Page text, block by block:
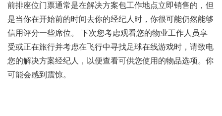
前排座位门票通常是在解决方案包工作地点立即销售的，但
是当你在开始前的时间去你的经纪人时，你很可能仍然能够
信用评分一些席位。 下次您考虑观看您的物业工作人员享
受或正在旅行并考虑在飞行中寻找足球在线游戏时，请致电
您的解决方案经纪人，以便查看可供您使用的物品选项。你
可能会感到震惊。